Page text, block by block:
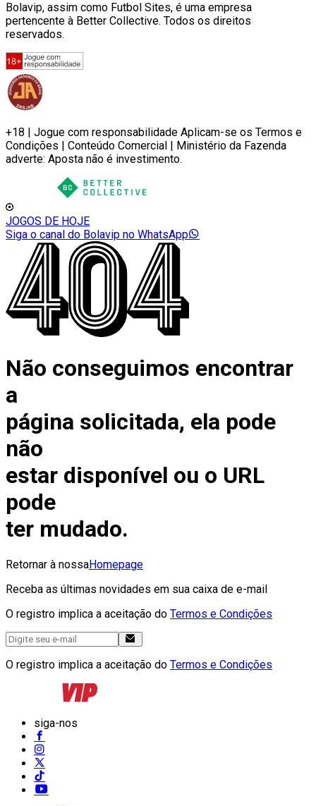
Bolavip, assim como Futbol Sites, é uma empresa
pertencente à Better Collective. Todos os direitos
reservados.
+18 | Jogue com responsabilidade Aplicam-se os Termos e
Condições | Conteúdo Comercial | Ministério da Fazenda
adverte: Aposta não é investimento.
JOGOS DE HOJE
Siga o canal do Bolavip no WhatsApp
Não conseguimos encontrar
a
página solicitada, ela pode
não
estar disponível ou o URL
pode
ter mudado.
Retornar à nossaHomepage
Receba as últimas novidades em sua caixa de e-mail
O registro implica a aceitação do Termos e Condições
O registro implica a aceitação do Termos e Condições
siga-nos